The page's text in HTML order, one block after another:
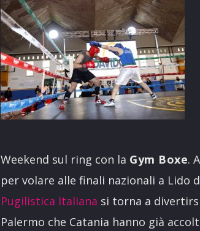
Weekend sul ring con la Gym Boxe.
per volare alle finali nazionali a Lido
Pugilistica Italiana si torna a
Palermo che Catania hanno già